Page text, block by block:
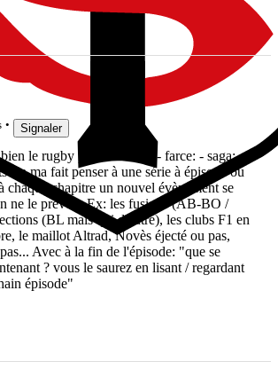
Signaler
le rugby pour son coté - farce: - saga: -
Ça ma fait penser à une série à épisode ou
chaque chapitre un nouvel évènement se
ne le prévoit. Ex: les fusions (AB-BO /
(BL mais qui d'autre), les clubs F1 en
le maillot Altrad, Novès éjecté ou pas,
Avec à la fin de l'épisode: "que se
? vous le saurez en lisant / regardant
épisode"